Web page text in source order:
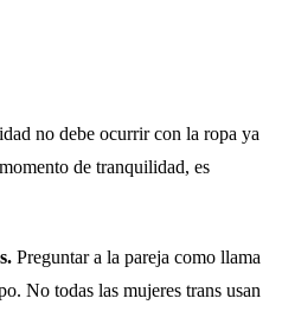
no debe ocurrir con la ropa ya
de tranquilidad, es
Preguntar a la pareja como llama
No todas las mujeres trans usan